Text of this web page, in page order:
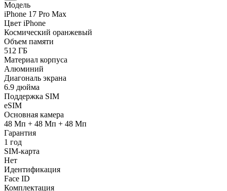
Модель
iPhone 17 Pro Max
Цвет iPhone
Космический оранжевый
Объем памяти
512 ГБ
Материал корпуса
Алюминий
Диагональ экрана
6.9 дюйма
Поддержка SIM
eSIM
Основная камера
48 Мп + 48 Мп + 48 Мп
Гарантия
1 год
SIM-карта
Нет
Идентификация
Face ID
Комплектация